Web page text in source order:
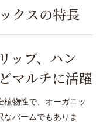
クスの特長
ップ、ハン
マルチに活躍
植物性で、オーガニッ
なバームでもありま